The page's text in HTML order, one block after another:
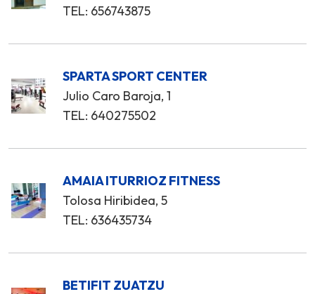
TEL: 656743875
SPARTA SPORT CENTER
Julio Caro Baroja, 1
TEL: 640275502
AMAIA ITURRIOZ FITNESS
Tolosa Hiribidea, 5
TEL: 636435734
BETIFIT ZUATZU